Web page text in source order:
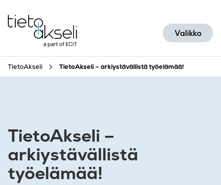
Valikko
TietoAkseli TietoAkseli – arkiystävällistä työelämää!
TietoAkseli –
arkiystävällistä
työelämää!